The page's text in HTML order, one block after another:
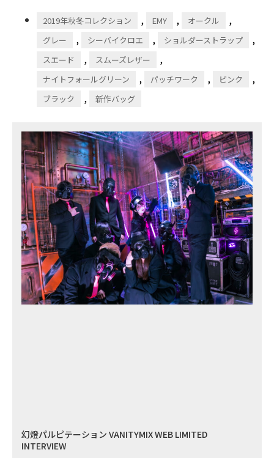
2019年秋冬コレクション , EMY , オークル ,
グレー , シーバイクロエ , ショルダーストラップ ,
スエード , スムーズレザー ,
ナイトフォールグリーン , パッチワーク , ピンク ,
ブラック , 新作バッグ
幻燈パルピテーション VANITYMIX WEB LIMITED
INTERVIEW